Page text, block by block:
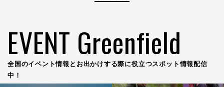
EVENT Greenfield
全国のイベント情報とお出かけする際に役立つスポット情報配信
中！